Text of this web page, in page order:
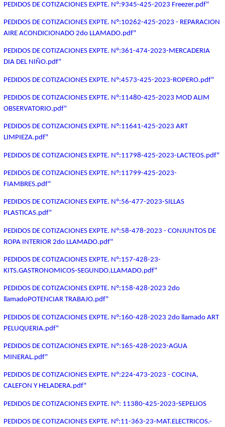
PEDIDOS DE COTIZACIONES EXPTE. Nº:9345-425-2023 Freezer.pdf"
PEDIDOS DE COTIZACIONES EXPTE. Nº:10262-425-2023 - REPARACION
AIRE ACONDICIONADO 2do LLAMADO.pdf"
PEDIDOS DE COTIZACIONES EXPTE. Nº:361-474-2023-MERCADERIA
DIA DEL NIÑO.pdf"
PEDIDOS DE COTIZACIONES EXPTE. Nº:4573-425-2023-ROPERO.pdf"
PEDIDOS DE COTIZACIONES EXPTE. Nº:11480-425-2023 MOD ALIM
OBSERVATORIO.pdf"
PEDIDOS DE COTIZACIONES EXPTE. Nº:11641-425-2023 ART
LIMPIEZA.pdf"
PEDIDOS DE COTIZACIONES EXPTE. Nº:11798-425-2023-LACTEOS.pdf"
PEDIDOS DE COTIZACIONES EXPTE. Nº:11799-425-2023-
FIAMBRES.pdf"
PEDIDOS DE COTIZACIONES EXPTE. Nº:56-477-2023-SILLAS
PLASTICAS.pdf"
PEDIDOS DE COTIZACIONES EXPTE. Nº:58-478-2023 - CONJUNTOS DE
ROPA INTERIOR 2do LLAMADO.pdf"
PEDIDOS DE COTIZACIONES EXPTE. Nº:157-428-23-
KITS.GASTRONOMICOS-SEGUNDO.LLAMADO.pdf"
PEDIDOS DE COTIZACIONES EXPTE. Nº:158-428-2023 2do
llamadoPOTENCIAR TRABAJO.pdf"
PEDIDOS DE COTIZACIONES EXPTE. Nº:160-428-2023 2do llamado ART
PELUQUERIA.pdf"
PEDIDOS DE COTIZACIONES EXPTE. Nº:165-428-2023-AGUA
MINERAL.pdf"
PEDIDOS DE COTIZACIONES EXPTE. Nº:224-473-2023 - COCINA,
CALEFON Y HELADERA.pdf"
PEDIDOS DE COTIZACIONES EXPTE. Nº: 11380-425-2023-SEPELIOS
PEDIDOS DE COTIZACIONES EXPTE. N°:11-363-23-MAT.ELECTRICOS.-